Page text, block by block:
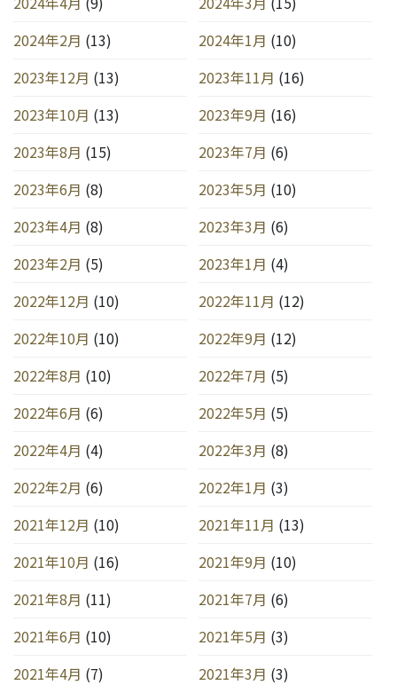
2024年2月 (13) 2024年1月 (10)
2023年12月 (13) 2023年11月 (16)
2023年10月 (13) 2023年9月 (16)
2023年8月 (15) 2023年7月 (6)
2023年6月 (8) 2023年5月 (10)
2023年4月 (8) 2023年3月 (6)
2023年2月 (5) 2023年1月 (4)
2022年12月 (10) 2022年11月 (12)
2022年10月 (10) 2022年9月 (12)
2022年8月 (10) 2022年7月 (5)
2022年6月 (6) 2022年5月 (5)
2022年4月 (4) 2022年3月 (8)
2022年2月 (6) 2022年1月 (3)
2021年12月 (10) 2021年11月 (13)
2021年10月 (16) 2021年9月 (10)
2021年8月 (11) 2021年7月 (6)
2021年6月 (10) 2021年5月 (3)
2021年4月 (7) 2021年3月 (3)